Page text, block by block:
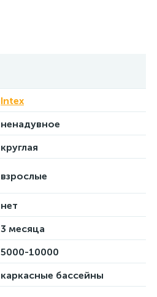
Intex
ненадувное
круглая
взрослые
нет
3 месяца
5000-10000
каркасные бассейны